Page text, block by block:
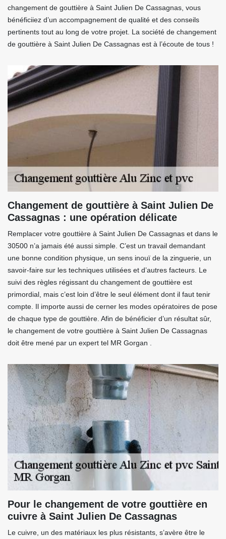
changement de gouttière à Saint Julien De Cassagnas, vous
bénéficiiez d’un accompagnement de qualité et des conseils
pertinents tout au long de votre projet. La société de changement
de gouttière à Saint Julien De Cassagnas est à l’écoute de tous !
Changement de gouttière à Saint Julien De
Cassagnas : une opération délicate
Remplacer votre gouttière à Saint Julien De Cassagnas et dans le
30500 n’a jamais été aussi simple. C’est un travail demandant
une bonne condition physique, un sens inouï de la zinguerie, un
savoir-faire sur les techniques utilisées et d’autres facteurs. Le
suivi des règles régissant du changement de gouttière est
primordial, mais c’est loin d’être le seul élément dont il faut tenir
compte. Il importe aussi de cerner les modes opératoires de pose
de chaque type de gouttière. Afin de bénéficier d’un résultat sûr,
le changement de votre gouttière à Saint Julien De Cassagnas
doit être mené par un expert tel MR Gorgan .
Pour le changement de votre gouttière en
cuivre à Saint Julien De Cassagnas
Le cuivre, un des matériaux les plus résistants, s’avère être le